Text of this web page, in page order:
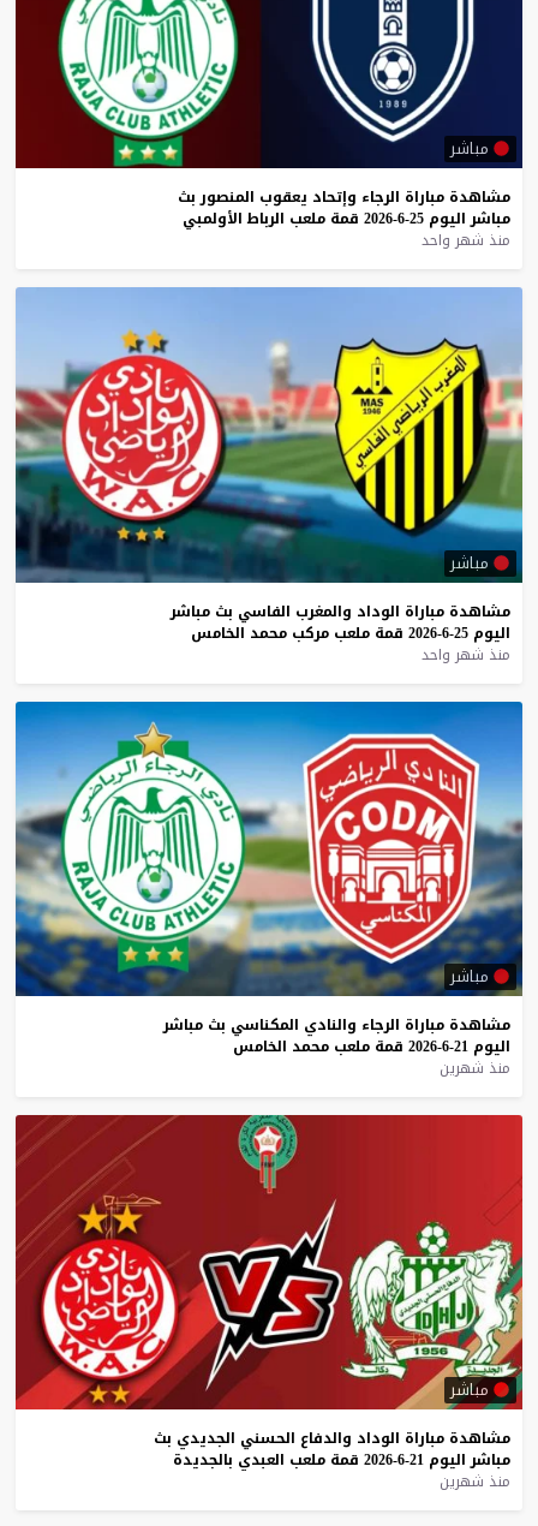
مباشر
مشاهدة مباراة الرجاء وإتحاد يعقوب المنصور بث
مباشر اليوم 25-6-2026 قمة ملعب الرباط الأولمبي
منذ شهر واحد
مباشر
مشاهدة مباراة الوداد والمغرب الفاسي بث مباشر
اليوم 25-6-2026 قمة ملعب مركب محمد الخامس
منذ شهر واحد
مباشر
مشاهدة مباراة الرجاء والنادي المكناسي بث مباشر
اليوم 21-6-2026 قمة ملعب محمد الخامس
منذ شهرين
مباشر
مشاهدة مباراة الوداد والدفاع الحسني الجديدي بث
مباشر اليوم 21-6-2026 قمة ملعب العبدي بالجديدة
منذ شهرين